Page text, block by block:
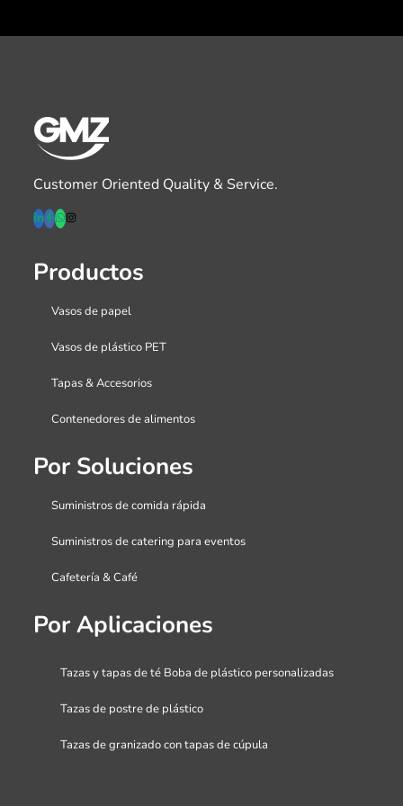
Customer Oriented Quality & Service.
Productos
Vasos de papel
Vasos de plástico PET
Tapas & Accesorios
Contenedores de alimentos
Por Soluciones
Suministros de comida rápida
Suministros de catering para eventos
Cafetería & Café
Por Aplicaciones
Tazas y tapas de té Boba de plástico personalizadas
Tazas de postre de plástico
Tazas de granizado con tapas de cúpula